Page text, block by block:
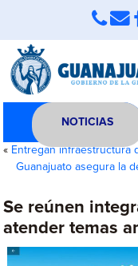
NOTICIAS
« Entregan infraestructura
Guanajuato asegura la
Se reúnen
atender temas